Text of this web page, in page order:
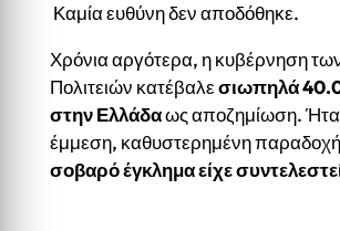
Καμία ευθύνη δεν αποδόθηκε.
Χρόνια αργότερα, η κυβέρνηση
Πολιτειών κατέβαλεσιωπηλά
στην Ελλάδαως αποζημίωση.
έμμεση, καθυστερημένη παραδοχή
σοβαρό έγκλημα είχε